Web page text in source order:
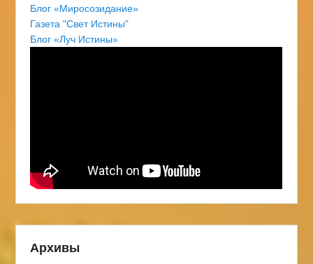
Блог «Миросозидание»
Газета "Свет Истины"
Блог «Луч Истины»
Архивы